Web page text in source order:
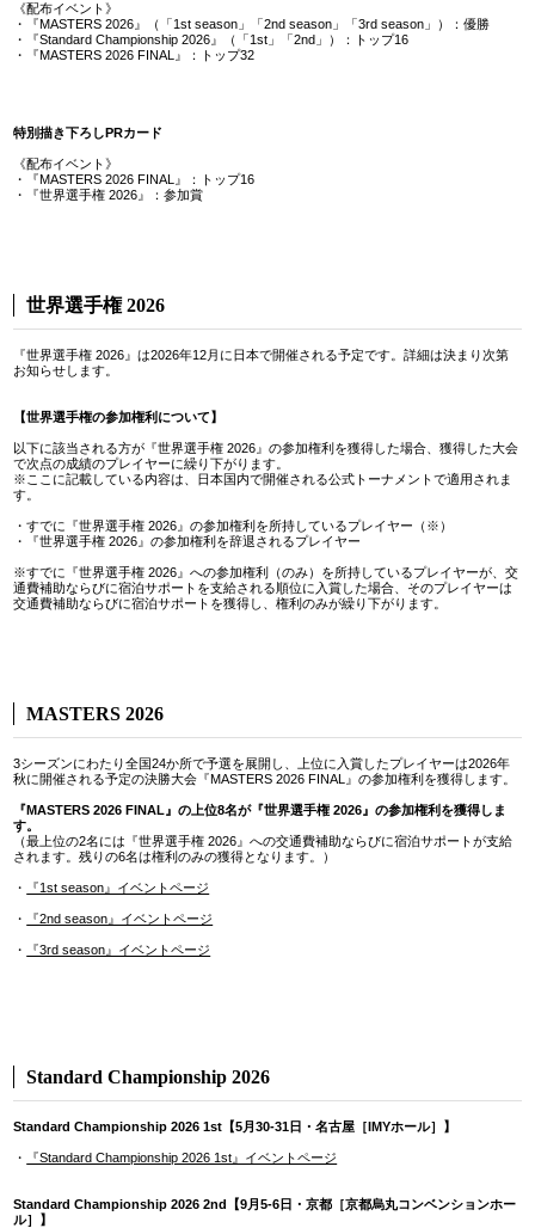
《配布イベント》
・『MASTERS 2026』（「1st season」「2nd season」「3rd season」）：優勝
・『Standard Championship 2026』（「1st」「2nd」）：トップ16
・『MASTERS 2026 FINAL』：トップ32
特別描き下ろしPRカード
《配布イベント》
・『MASTERS 2026 FINAL』：トップ16
・『世界選手権 2026』：参加賞
世界選手権 2026
『世界選手権 2026』は2026年12月に日本で開催される予定です。詳細は決まり次第
お知らせします。
【世界選手権の参加権利について】
以下に該当される方が『世界選手権 2026』の参加権利を獲得した場合、獲得した大会
で次点の成績のプレイヤーに繰り下がります。
※ここに記載している内容は、日本国内で開催される公式トーナメントで適用されま
す。
・すでに『世界選手権 2026』の参加権利を所持しているプレイヤー（※）
・『世界選手権 2026』の参加権利を辞退されるプレイヤー
※すでに『世界選手権 2026』への参加権利（のみ）を所持しているプレイヤーが、交
通費補助ならびに宿泊サポートを支給される順位に入賞した場合、そのプレイヤーは
交通費補助ならびに宿泊サポートを獲得し、権利のみが繰り下がります。
MASTERS 2026
3シーズンにわたり全国24か所で予選を展開し、上位に入賞したプレイヤーは2026年
秋に開催される予定の決勝大会『MASTERS 2026 FINAL』の参加権利を獲得します。
『MASTERS 2026 FINAL』の上位8名が『世界選手権 2026』の参加権利を獲得しま
す。
（最上位の2名には『世界選手権 2026』への交通費補助ならびに宿泊サポートが支給
されます。残りの6名は権利のみの獲得となります。）
・ 『1st season』イベントページ
・ 『2nd season』イベントページ
・ 『3rd season』イベントページ
Standard Championship 2026
Standard Championship 2026 1st【5月30-31日・名古屋［IMYホール］】
・ 『Standard Championship 2026 1st』イベントページ
Standard Championship 2026 2nd【9月5-6日・京都［京都烏丸コンベンションホー
ル］】